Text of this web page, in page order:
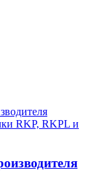
RKP, RKPL и